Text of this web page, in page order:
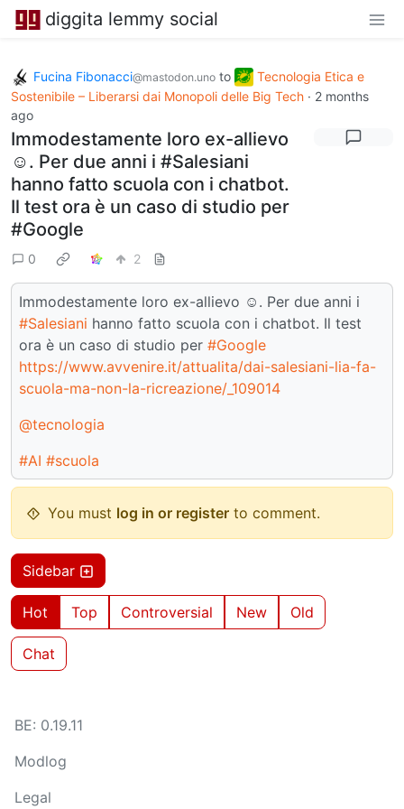
diggita lemmy social
Fucina Fibonacci@mastodon.uno to
Tecnologia Etica e
Sostenibile – Liberarsi dai Monopoli delle Big Tech · 2 months
ago
Immodestamente loro ex-allievo
☺️. Per due anni i #Salesiani
hanno fatto scuola con i chatbot.
Il test ora è un caso di studio per
#Google
0 2
Immodestamente loro ex-allievo ☺️. Per due anni i
#Salesiani hanno fatto scuola con i chatbot. Il test
ora è un caso di studio per #Google
https://www.avvenire.it/attualita/dai-salesiani-lia-fa-
scuola-ma-non-la-ricreazione/_109014
@tecnologia
#AI #scuola
You must log in or register to comment.
Sidebar
Hot Top Controversial New Old
Chat
BE: 0.19.11
Modlog
Legal